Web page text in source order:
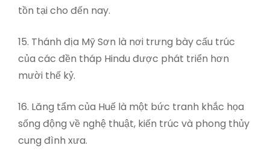
tồn tại cho đến nay.
15. Thánh địa Mỹ Sơn là nơi trưng bày cấu trúc
của các đền tháp Hindu được phát triển hơn
mười thế kỷ.
16. Lăng tẩm của Huế là một bức tranh khắc họa
sống động về nghệ thuật, kiến ​​trúc và phong thủy
cung đình xưa.